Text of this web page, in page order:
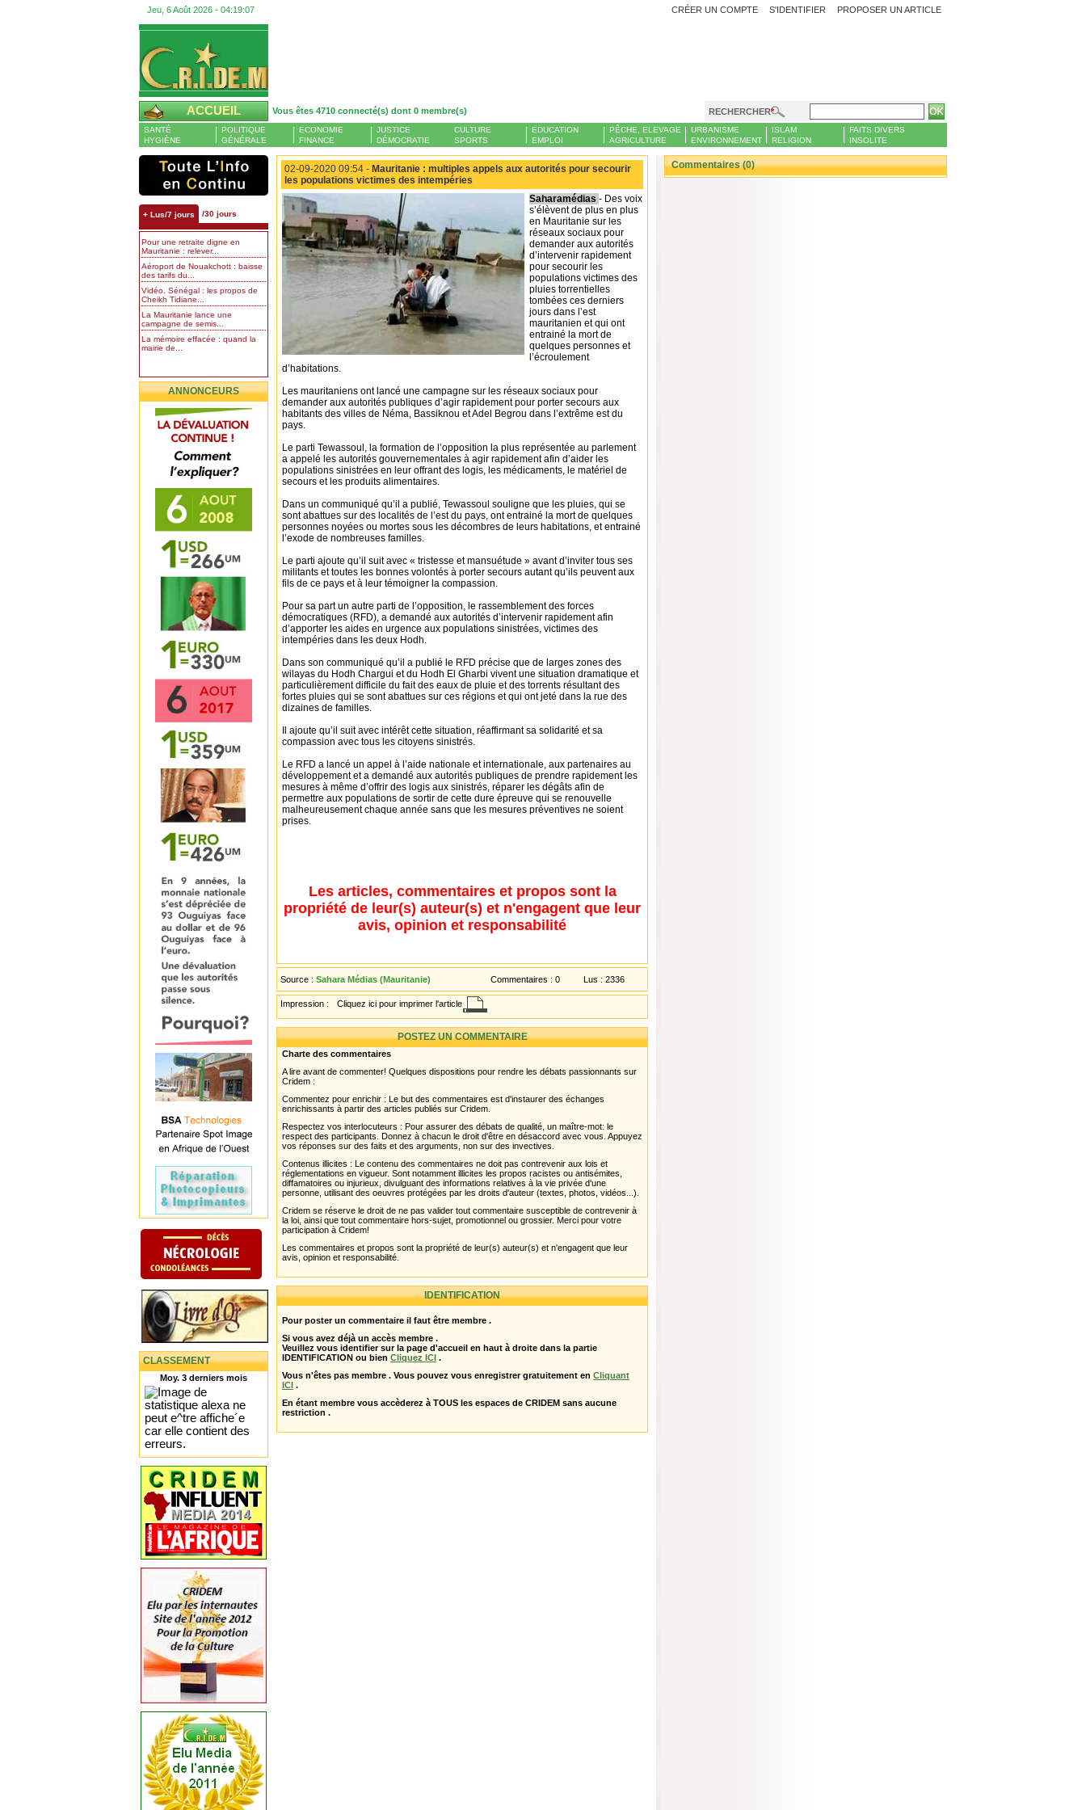
Jeu, 6 Août 2026 - 04:19:08 PROPOSER UN ARTICLE
CRÉER UN COMPTE S'IDENTIFIER
ACCUEIL Vous êtes 4710 connecté(s) dont 0 membre(s) RECHERCHER
SANTÉ
HYGIÈNE
POLITIQUE
GÉNÉRALE
ECONOMIE
FINANCE
JUSTICE
DÉMOCRATIE
CULTURE
SPORTS
EDUCATION
EMPLOI
PÊCHE, ELEVAGE
AGRICULTURE
URBANISME
ENVIRONNEMENT
ISLAM
RELIGION
FAITS DIVERS
INSOLITE
+ Lus/7 jours /30 jours
Pour une retraite digne en
Mauritanie : relever...
Aéroport de Nouakchott : baisse
des tarifs du...
Vidéo. Sénégal : les propos de
Cheikh Tidiane...
La Mauritanie lance une
campagne de semis...
La mémoire effacée : quand la
mairie de...
ANNONCEURS
CLASSEMENT
Moy. 3 derniers mois
02-09-2020 09:54 - Mauritanie : multiples appels aux autorités pour secourir
les populations victimes des intempéries
Saharamédias - Des voix
s’élèvent de plus en plus
en Mauritanie sur les
réseaux sociaux pour
demander aux autorités
d’intervenir rapidement
pour secourir les
populations victimes des
pluies torrentielles
tombées ces derniers
jours dans l’est
mauritanien et qui ont
entrainé la mort de
quelques personnes et
l’écroulement
d’habitations.
Les mauritaniens ont lancé une campagne sur les réseaux sociaux pour
demander aux autorités publiques d’agir rapidement pour porter secours aux
habitants des villes de Néma, Bassiknou et Adel Begrou dans l’extrême est du
pays.
Le parti Tewassoul, la formation de l’opposition la plus représentée au parlement
a appelé les autorités gouvernementales à agir rapidement afin d’aider les
populations sinistrées en leur offrant des logis, les médicaments, le matériel de
secours et les produits alimentaires.
Dans un communiqué qu’il a publié, Tewassoul souligne que les pluies, qui se
sont abattues sur des localités de l’est du pays, ont entrainé la mort de quelques
personnes noyées ou mortes sous les décombres de leurs habitations, et entrainé
l’exode de nombreuses familles.
Le parti ajoute qu’il suit avec « tristesse et mansuétude » avant d’inviter tous ses
militants et toutes les bonnes volontés à porter secours autant qu’ils peuvent aux
fils de ce pays et à leur témoigner la compassion.
Pour sa part un autre parti de l’opposition, le rassemblement des forces
démocratiques (RFD), a demandé aux autorités d’intervenir rapidement afin
d’apporter les aides en urgence aux populations sinistrées, victimes des
intempéries dans les deux Hodh.
Dans son communiqué qu’il a publié le RFD précise que de larges zones des
wilayas du Hodh Chargui et du Hodh El Gharbi vivent une situation dramatique et
particulièrement difficile du fait des eaux de pluie et des torrents résultant des
fortes pluies qui se sont abattues sur ces régions et qui ont jeté dans la rue des
dizaines de familles.
Il ajoute qu’il suit avec intérêt cette situation, réaffirmant sa solidarité et sa
compassion avec tous les citoyens sinistrés.
Le RFD a lancé un appel à l’aide nationale et internationale, aux partenaires au
développement et a demandé aux autorités publiques de prendre rapidement les
mesures à même d’offrir des logis aux sinistrés, réparer les dégâts afin de
permettre aux populations de sortir de cette dure épreuve qui se renouvelle
malheureusement chaque année sans que les mesures préventives ne soient
prises.
Les articles, commentaires et propos sont la
propriété de leur(s) auteur(s) et n'engagent que leur
avis, opinion et responsabilité
Source : Sahara Médias (Mauritanie) Commentaires : 0 Lus : 2336
Impression : Cliquez ici pour imprimer l'article
POSTEZ UN COMMENTAIRE
Charte des commentaires
A lire avant de commenter! Quelques dispositions pour rendre les débats passionnants sur
Cridem :
Commentez pour enrichir : Le but des commentaires est d'instaurer des échanges
enrichissants à partir des articles publiés sur Cridem.
Respectez vos interlocuteurs : Pour assurer des débats de qualité, un maître-mot: le
respect des participants. Donnez à chacun le droit d'être en désaccord avec vous. Appuyez
vos réponses sur des faits et des arguments, non sur des invectives.
Contenus illicites : Le contenu des commentaires ne doit pas contrevenir aux lois et
réglementations en vigueur. Sont notamment illicites les propos racistes ou antisémites,
diffamatoires ou injurieux, divulguant des informations relatives à la vie privée d'une
personne, utilisant des oeuvres protégées par les droits d'auteur (textes, photos, vidéos...).
Cridem se réserve le droit de ne pas valider tout commentaire susceptible de contrevenir à
la loi, ainsi que tout commentaire hors-sujet, promotionnel ou grossier. Merci pour votre
participation à Cridem!
Les commentaires et propos sont la propriété de leur(s) auteur(s) et n'engagent que leur
avis, opinion et responsabilité.
IDENTIFICATION
Pour poster un commentaire il faut être membre .
Si vous avez déjà un accès membre .
Veuillez vous identifier sur la page d'accueil en haut à droite dans la partie
IDENTIFICATION ou bien Cliquez ICI .
Vous n'êtes pas membre . Vous pouvez vous enregistrer gratuitement en Cliquant
ICI .
En étant membre vous accèderez à TOUS les espaces de CRIDEM sans aucune
restriction .
Commentaires (0)